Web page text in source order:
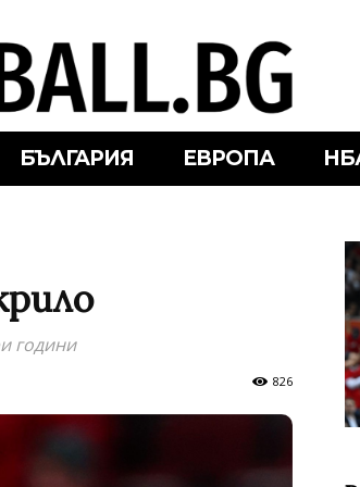
БЪЛГАРИЯ ЕВРОПА
години
826